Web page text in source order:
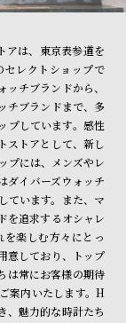
は、東京表参道を
セレクトショップで
チブランドから、
チブランドまで、多
プしています。感性
ストアとして、新し
プには、メンズやレ
ダイバーズウォッチ
ています。また、マ
を追求するオシャレ
楽しむ方々にとっ
意しており、トップ
は常にお客様の期待
案内いたします。H
魅力的な時計たち